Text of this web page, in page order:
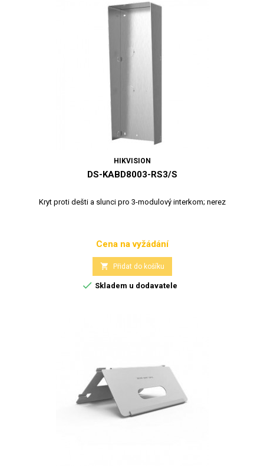
HIKVISION
DS-KABD8003-RS3/S
Kryt proti dešti a slunci pro 3-modulový interkom; nerez
Cena
Cena na vyžádání
 Přidat do košíku
 Skladem u dodavatele